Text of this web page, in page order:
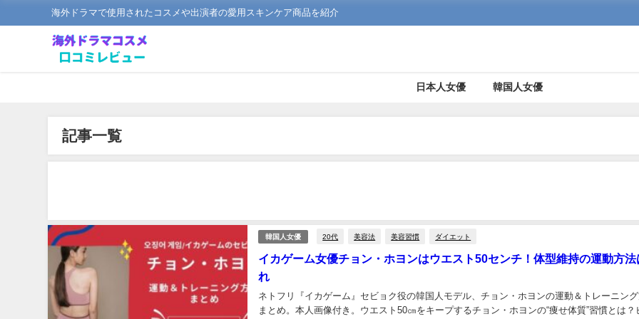
海外ドラマで使用されたコスメや出演者の愛用スキンケア商品を紹介
日本人女優 韓国人女優
記事一覧
韓国人女優 20代 美容法 美容習慣 ダイエット
イカゲーム女優チョン・ホヨンはウエスト50センチ！体型維持の運動方法
れ
ネトフリ『イカゲーム』セビョク役の韓国人モデル、チョン・ホヨンの運動＆トレーニン
まとめ。本人画像付き。ウエスト50㎝をキープするチョン・ホヨンの“痩せ体質”習慣とは？